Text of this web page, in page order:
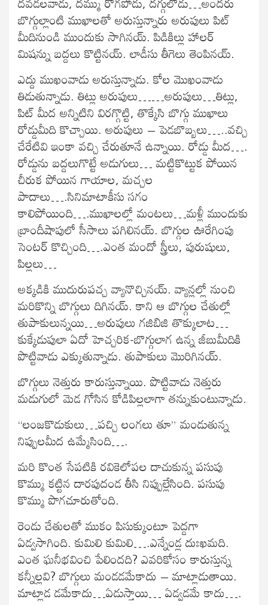
బొగ్గుల్లాంటి ముఖాలతో అరుస్తున్నారు అరుపులు పిట్
మీదినుండి ముందుకు సాగినయ్. పిడికిల్లు హాలర్
మిషన్ను బద్దలు కొట్టినయ్. లాడీసు తీగెలు తెంపినయ్.
ఎద్దు ముఖంవాడు అరుస్తున్నాడు. కోల మొఖంవాడు
తిడుతున్నాడు. తిట్లు అరుపులు……అరుపులు…తిట్లు,
పిట్ మీద అన్నిటిని విరగ్గొట్టి, తొక్కేసి బొగ్గు ముఖాలు
రోడ్డుమీది కొచ్చాయి. అరుపులు – పెడబొబ్బలు…..వచ్చి
చేరేటివి ఇంకా వచ్చి చేరుతూనే ఉన్నాయి. రోడ్డు మీద….
రోడ్డును బద్దలుగొట్టే అడుగులు… మట్టికొట్టుక పోయిన
చీరుక పోయిన గాయాల, మచ్చల
పాదాలు….సినిమాటాకీసు సగం
కాలిపోయింది….ముఖాలల్లో మంటలు…మళ్లీ ముందుకు
బ్రాందీషాపులో సీసాలు పగిలినయ్. బొగ్గుల ఊరేగింపు
సెంటర్ కొచ్చింది….ఎంత మందో స్త్రీలు, పురుషులు,
పిల్లలు…
అక్కడికి ముదురుపచ్చ వ్యానొచ్చినయ్. వ్యాన్లల్లో నుంచి
మరికొన్ని బొగ్గులు దిగినయ్. కాని ఆ బొగ్గుల చేతుల్లో
తుపాకులున్నయి…అరుపులు గజిబిజి తొక్కులాట…
కుక్కేడుపులా ఏదో హెచ్చరిక-బొగ్గులాగ ఉన్న జీబుమీదికి
పొట్టివాడు ఎక్కుతున్నాడు. తుపాకులు మొరిగినయ్.
బొగ్గులు నెత్తురు కారుస్తున్నాయి. పొట్టివాడు నెత్తురు
మడుగులో మెడ గోసిన కోడిపిల్లలాగా తన్నుకుంటున్నాడు.
“లంజకొడుకులు…పచ్చి లంగలు తూ” మండుతున్న
నిప్పులమీద ఉమ్మేసింది….
మరి కొంత సేపటికి రవికెలోపల దాచుకున్న పసుపు
కొమ్ము కట్టిన దారపుదండ తీసి నిప్పుల్లేసింది. పసుపు
కొమ్ము పొగచూరుతోంది.
రెండు చేతులతో ముకం పిసుక్కుంటూ పెద్దగా
ఏడ్వసాగింది. కుమిలి కుమిలి….ఎన్నేండ్ల దుఃఖమది.
ఎంత ఘనీభవించి పేలిందది? ఎవరికోసం కారుస్తున్న
కన్నీల్లవి? బొగ్గులు మండడమేకాదు – మాట్లాడుతాయి.
మాట్లాడ డమేకాదు…ఏడుస్తాయి… ఏడ్వడమే కాదు….